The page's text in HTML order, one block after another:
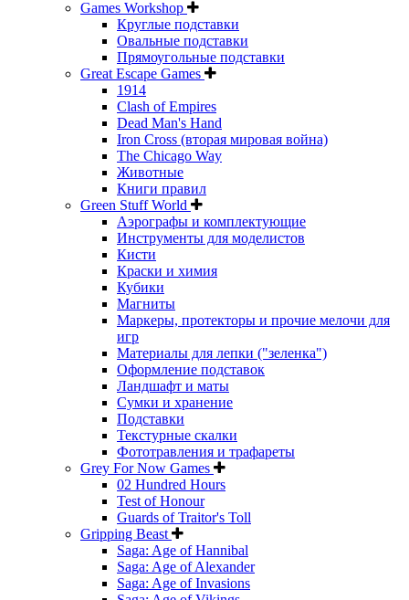
Games Workshop
Круглые подставки
Овальные подставки
Прямоугольные подставки
Great Escape Games
1914
Clash of Empires
Dead Man's Hand
Iron Cross (вторая мировая война)
The Chicago Way
Животные
Книги правил
Green Stuff World
Аэрографы и комплектующие
Инструменты для моделистов
Кисти
Краски и химия
Кубики
Магниты
Маркеры, протекторы и прочие мелочи для
игр
Материалы для лепки ("зеленка")
Оформление подставок
Ландшафт и маты
Сумки и хранение
Подставки
Текстурные скалки
Фототравления и трафареты
Grey For Now Games
02 Hundred Hours
Test of Honour
Guards of Traitor's Toll
Gripping Beast
Saga: Age of Hannibal
Saga: Age of Alexander
Saga: Age of Invasions